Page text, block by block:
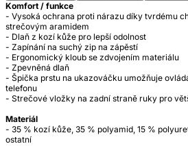
Komfort / funkce
- Vysoká ochrana proti nárazu díky tvrdému
strečovým aramidem
- Dlaň z kozí kůže pro lepší odolnost
- Zapínání na suchý zip na zápěstí
- Ergonomický kloub se zdvojením materiálu
- Zpevněná dlaň
- Špička prstu na ukazováčku umožňuje
telefonu
- Strečové vložky na zadní straně ruky pro
Materiál
- 35 % kozí kůže, 35 % polyamid, 15 %
ostatní